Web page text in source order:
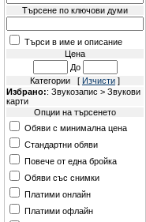
Търсене по ключови думи
Търси в име и описание
Цена
До
Категории [ Изчисти ]
Избрано:: Звукозапис > Звукови
карти
Опции на търсенето
Обяви с минимална цена
Стандартни обяви
Повече от една бройка
Обяви със снимки
Платими онлайн
Платими офлайн